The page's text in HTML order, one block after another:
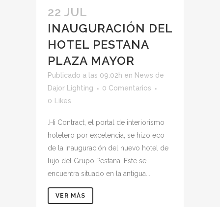
22 JUL
INAUGURACIÓN DEL
HOTEL PESTANA
PLAZA MAYOR
Publicado a las 09:02h en News de
Dajor Lighting
0 Comentarios
0
Likes
.Hi Contract, el portal de interiorismo
hotelero por excelencia, se hizo eco
de la inauguración del nuevo hotel de
lujo del Grupo Pestana. Este se
encuentra situado en la antigua...
VER MÁS